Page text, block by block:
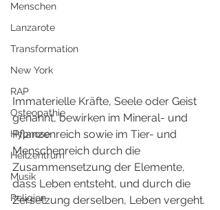
Menschen
Lanzarote
Transformation
New York
RAP
Osteopathie
Hypnose
Heilzentrum
Musik
Religion
Immaterielle Kräfte, Seele oder Geist
genannt, bewirken im Mineral- und
Pflanzenreich sowie im Tier- und
Menschenreich durch die
Zusammensetzung der Elemente,
dass Leben entsteht, und durch die
Zersetzung derselben, Leben vergeht.